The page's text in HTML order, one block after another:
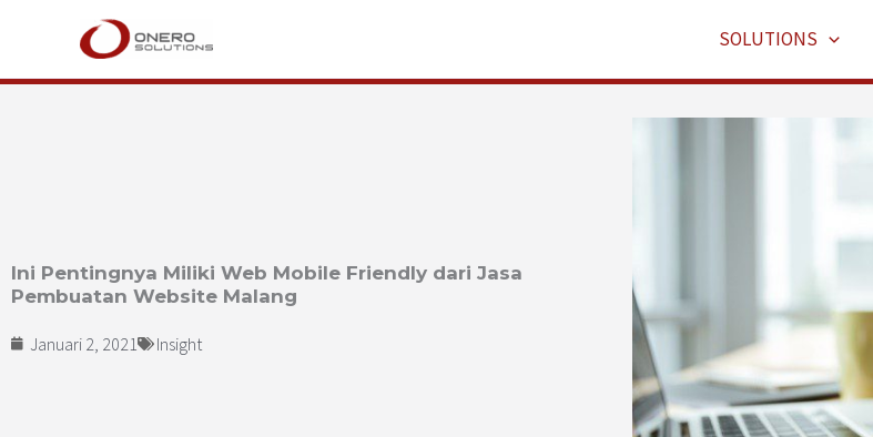
konten
SOLUTIONS
Ini Pentingnya Miliki Web Mobile Friendly dari Jasa
Pembuatan Website Malang
Januari 2, 2021 Insight